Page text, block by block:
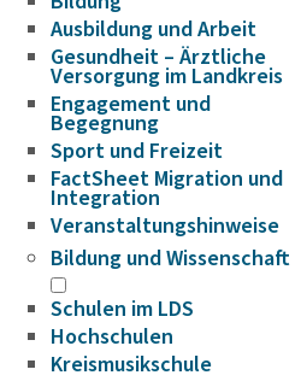
Ausbildung und Arbeit
Gesundheit – Ärztliche
Versorgung im Landkreis
Engagement und
Begegnung
Sport und Freizeit
FactSheet Migration und
Integration
Veranstaltungshinweise
Bildung und Wissenschaft
Schulen im LDS
Hochschulen
Kreismusikschule